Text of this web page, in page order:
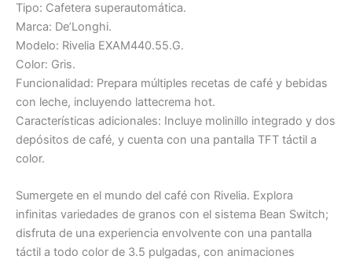
Tipo: Cafetera superautomática.
Marca: De’Longhi.
Modelo: Rivelia EXAM440.55.G.
Color: Gris.
Funcionalidad: Prepara múltiples recetas de café y bebidas
con leche, incluyendo lattecrema hot.
Características adicionales: Incluye molinillo integrado y dos
depósitos de café, y cuenta con una pantalla TFT táctil a
color.
Sumergete en el mundo del café con Rivelia. Explora
infinitas variedades de granos con el sistema Bean Switch;
disfruta de una experiencia envolvente con una pantalla
táctil a todo color de 3.5 pulgadas, con animaciones